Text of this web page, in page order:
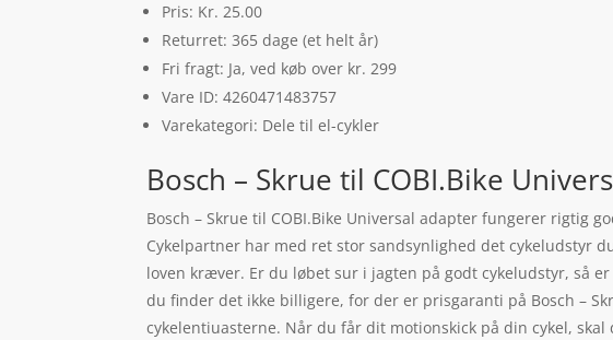
Pris: Kr. 25.00
Returret: 365 dage (et helt år)
Fri fragt: Ja, ved køb over kr. 299
Vare ID: 4260471483757
Varekategori: Dele til el-cykler
Bosch – Skrue til COBI.Bike
Bosch – Skrue til COBI.Bike Universal adapter fungerer rigtig
Cykelpartner har med ret stor sandsynlighed det cykeludstyr
loven kræver. Er du løbet sur i jagten på godt cykeludstyr, så
du finder det ikke billigere, for der er prisgaranti på Bosch –
cykelentiuasterne. Når du får dit motionskick på din cykel,